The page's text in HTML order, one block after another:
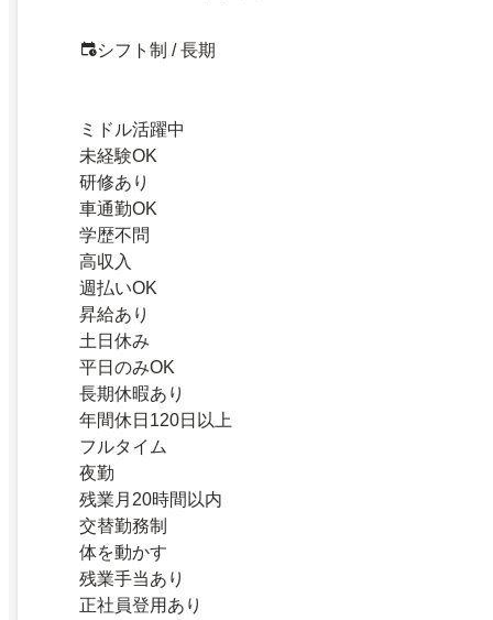
シフト制 / 長期
ミドル活躍中
未経験OK
研修あり
車通勤OK
学歴不問
高収入
週払いOK
昇給あり
土日休み
平日のみOK
長期休暇あり
年間休日120日以上
フルタイム
夜勤
残業月20時間以内
交替勤務制
体を動かす
残業手当あり
正社員登用あり